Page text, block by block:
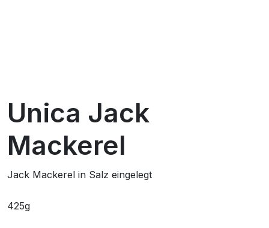
Unica Jack
Mackerel
Jack Mackerel in Salz eingelegt
425g